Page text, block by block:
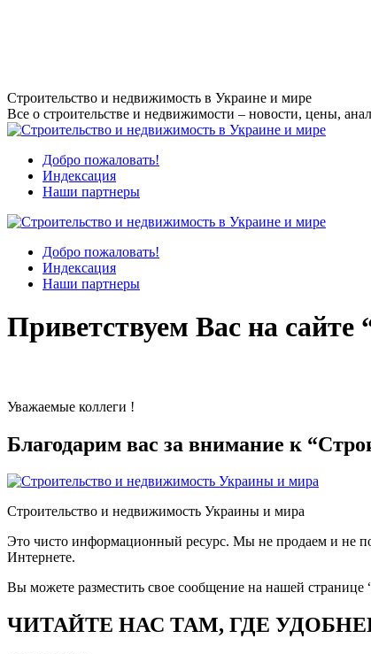
Перейти
к
содержанию
Строительство и недвижимость в Украине и мире
Все о строительстве и недвижимости – новости, цены,
Добро пожаловать!
Индексация
Наши партнеры
Добро пожаловать!
Индексация
Наши партнеры
Приветствуем Вас на
Уважаемые коллеги !
Благодарим вас за внимание к
Строительство и недвижимость Украины и мира
Это чисто информационный ресурс. Мы не продаем и не
Интернете.
Вы можете разместить свое сообщение на нашей странице
ЧИТАЙТЕ НАС ТАМ, ГДЕ